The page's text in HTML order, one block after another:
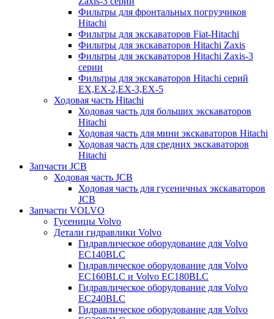
Фильтры для фронтальных погрузчиков
Hitachi
Фильтры для экскаваторов Fiat-Hitachi
Фильтры для экскаваторов Hitachi Zaxis
Фильтры для экскаваторов Hitachi Zaxis-3
серии
Фильтры для экскаваторов Hitachi серий
EX,EX-2,EX-3,EX-5
Ходовая часть Hitachi
Ходовая часть для больших экскаваторов
Hitachi
Ходовая часть для мини экскаваторов Hitachi
Ходовая часть для средних экскаваторов
Hitachi
Запчасти JCB
Ходовая часть JCB
Ходовая часть для гусеничных экскаваторов
JCB
Запчасти VOLVO
Гусеницы Volvo
Детали гидравлики Volvo
Гидравлическое оборудование для Volvo
EC140BLC
Гидравлическое оборудование для Volvo
EC160BLC и Volvo EC180BLC
Гидравлическое оборудование для Volvo
EC240BLC
Гидравлическое оборудование для Volvo